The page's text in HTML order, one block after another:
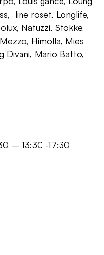
line roset, Longlife,
Natuzzi, Stokke,
Himolla, Mies
Divani, Mario Batto,
13:30 -17:30
82
Süd/ZH